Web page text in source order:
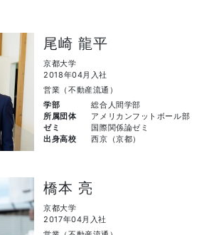
尾崎 龍平
京都大学
2018年04月入社
営業（不動産流通）
学部
総合人間学部
所属団体
アメリカンフットボール部
ゼミ
国際関係論ゼミ
出身高校
西京（京都）
橋本 亮
京都大学
2017年04月入社